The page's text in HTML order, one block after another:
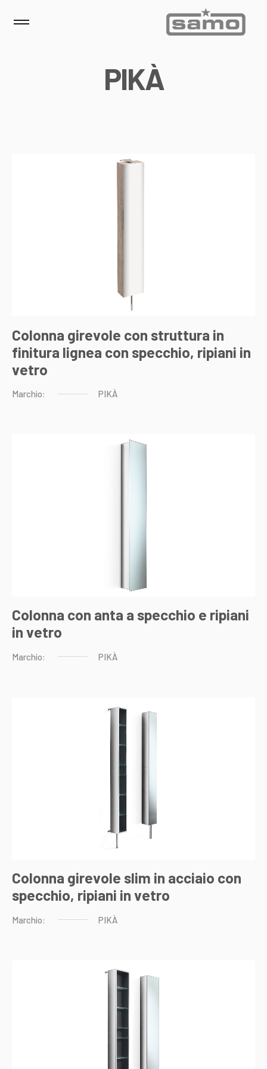
PIKÀ
Colonna girevole con struttura in
finitura lignea con specchio, ripiani in
vetro
Marchio: PIKÀ
Colonna con anta a specchio e ripiani
in vetro
Marchio: PIKÀ
Colonna girevole slim in acciaio con
specchio, ripiani in vetro
Marchio: PIKÀ